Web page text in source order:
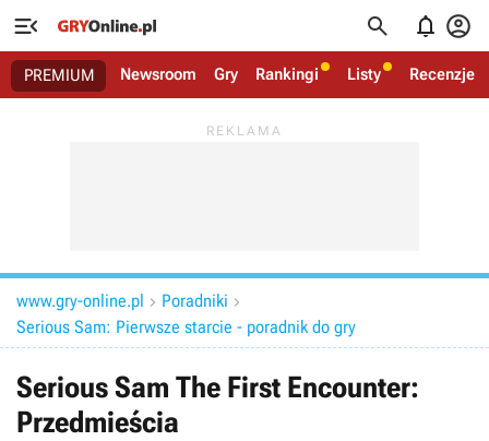
   
PREMIUM Newsroom Gry Rankingi Listy Recenzje
www.gry-online.pl  Poradniki 
Serious Sam: Pierwsze starcie - poradnik do gry
Serious Sam The First Encounter:
Przedmieścia